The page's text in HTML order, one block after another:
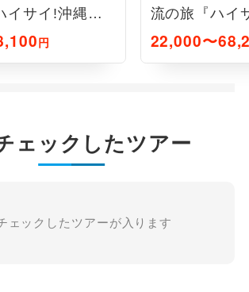
イサイ!沖縄』
円
流の旅『ハイ
泊2日
22,000〜
ェックしたツアー
ェックしたツアーが入ります